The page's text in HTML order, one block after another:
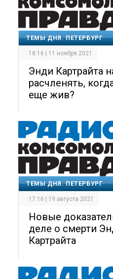
ТЕМЫ ДНЯ. ПЕТЕРБУРГ
18:16 | 11 ноября 2021
Энди Картрайта
расчленять,
еще жив?
ТЕМЫ ДНЯ. ПЕТЕРБУРГ
17:16 | 19 августа 2021
Новые
деле о смерти
Картрайта